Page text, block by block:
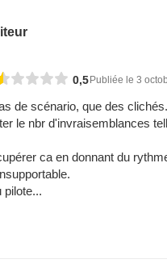
0,5Publiée le 3
de scénario, que des clichés.
le nbr d'invraisemblances
ca en donnant du
pilote...